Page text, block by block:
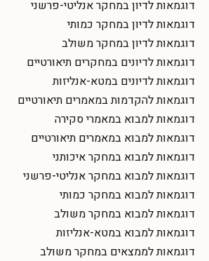
דוגמאות לדיון במחקר אנליטי-פרשני
דוגמאות לדיון במחקר כמותי
דוגמאות לדיון במחקר משולב
דוגמאות לדיונים במחקרים תיאורטיים
דוגמאות לדיונים במטא-אנליזות
דוגמאות להקדמות במאמרים תיאורטיים
דוגמאות למבוא במאמרי סקירה
דוגמאות למבוא במאמרים תיאורטיים
דוגמאות למבוא במחקר איכותני
דוגמאות למבוא במחקר אנליטי-פרשני
דוגמאות למבוא במחקר כמותי
דוגמאות למבוא במחקר משולב
דוגמאות למבוא במטא-אנליזות
דוגמאות לממצאים במחקר משולב